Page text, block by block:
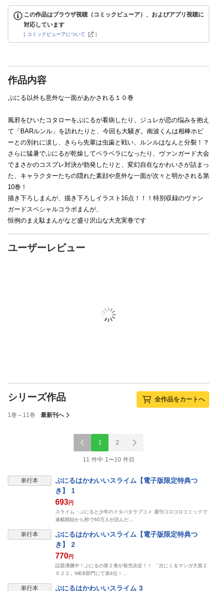
この作品はブラウザ視聴（コミックビューア）、およびアプリ視聴に
対応しています
[ コミックビューアについて ]
作品内容
ぷにる以外も意外な一面があかされる１０巻
風邪をひいたコタローをぷにるが看病したり、ジュレが恋の悩みを抱え
て「BARルンル」を訪れたりと、今回も大騒ぎ。南波くんは相棒ホビ
ーとの別れに涙し、きらら先輩は虫歯と戦い、ルンルはなんと分裂！？
さらに猛暑でぷにるが乾燥してペラペラになったり、ヴァンガード大会
でまさかのコスプレ対決が勃発したりと、変幻自在なかわいさが詰まっ
た、キャラクターたちの隠れた素顔や意外な一面が次々と明かされる第
10巻！
描き下ろしまんが、描き下ろしイラスト16点！！！特別収録のヴァン
ガードスペシャルコラボまんが、
恒例のまえ駄まんがなど盛り沢山な大充実巻です
ユーザーレビュー
シリーズ作品 全作品をカートへ
1巻～11巻 最新刊へ
1 2
11 件中 1〜10 件目
単行本
ぷにるはかわいいスライム【電子版限定特典つ
き】 1
693円
スライム・ぷにると少年のドタバタラブコメ 週刊コロコロコミックで
連載開始から秒で60万人が読んだ…
単行本
ぷにるはかわいいスライム【電子版限定特典つ
き】 2
770円
話題沸騰中！ぷにるの第２巻が発売決定！！ 「次にくるマンガ大賞２
０２２」WEB部門にて第4位！…
単行本 ぷにるはかわいいスライム 3